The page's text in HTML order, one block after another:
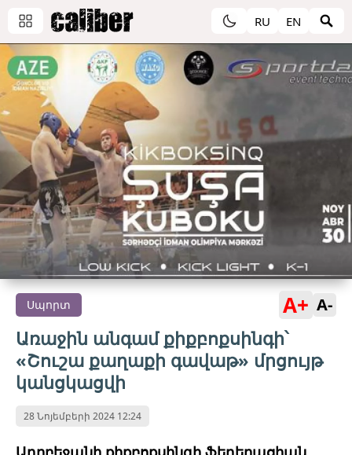
RU EN
Սպորտ A+ A-
Առաջին անգամ քիքբոքսինգի՝
«Շուշա քաղաքի գավաթ» մրցույթ
կանցկացվի
28 Նոյեմբերի 2024 12:24